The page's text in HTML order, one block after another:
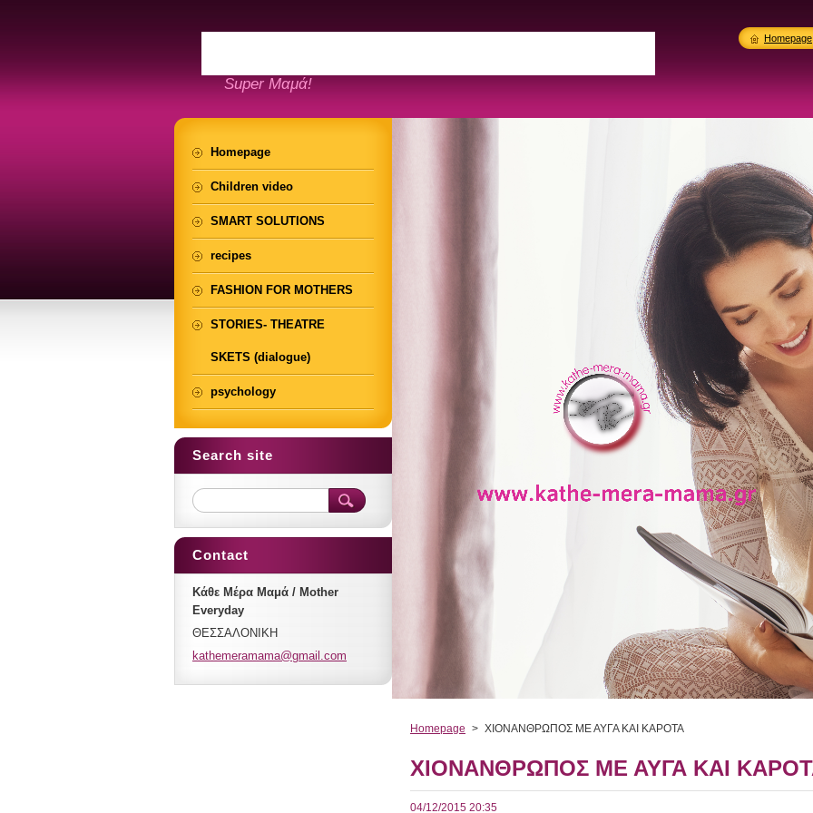
Super Μαμά!
Homepage > ΧΙΟΝΑΝΘΡΩΠΟΣ ΜΕ ΑΥΓΑ ΚΑΙ ΚΑΡΟΤΑ
ΧΙΟΝΑΝΘΡΩΠΟΣ ΜΕ ΑΥΓΑ ΚΑΙ
04/12/2015 20:35
Homepage
Children video
SMART SOLUTIONS
recipes
FASHION FOR MOTHERS
STORIES- THEATRE
SKETS (dialogue)
psychology
Search site
Contact
Κάθε Μέρα Μαμά / Mother
Everyday
ΘΕΣΣΑΛΟΝΙΚΗ
kathemeramama@gmail.com
Homepage